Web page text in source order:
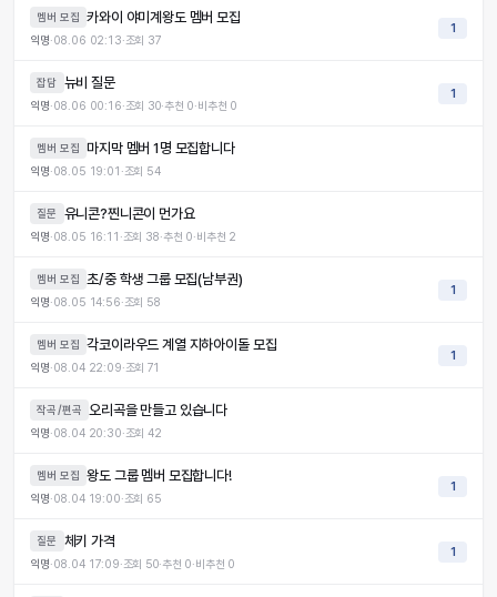
멤버 모집 카와이 야미계왕도 멤버 모집
익명·08.06 02:13·조회 37
1
잡담 뉴비 질문
익명·08.06 00:16·조회 30·추천 0·비추천 0
1
멤버 모집 마지막 멤버 1명 모집합니다
익명·08.05 19:01 ·조회 54
질문 유니콘?찐니콘이 먼가요
익명·08.05 16:11 ·조회 38·추천 0·비추천 2
멤버 모집 초/중 학생 그룹 모집(남부권)
익명·08.05 14:56·조회 58
1
멤버 모집 각코이라우드 계열 지하아이돌 모집
익명·08.04 22:09·조회71
1
작곡/편곡 오리곡을 만들고 있습니다
익명·08.04 20:30·조회42
멤버 모집 왕도 그룹 멤버 모집합니다!
익명·08.04 19:00·조회 65
1
질문 체키 가격
익명·08.04 17:09·조회 50·추천 0·비추천 0
1